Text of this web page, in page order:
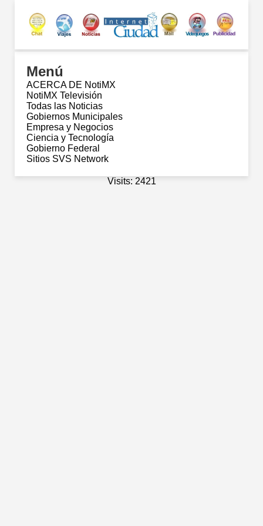
Menú
ACERCA DE NotiMX
NotiMX Televisión
Todas las Noticias
Gobiernos Municipales
Empresa y Negocios
Ciencia y Tecnología
Gobierno Federal
Sitios SVS Network
Visits: 2421